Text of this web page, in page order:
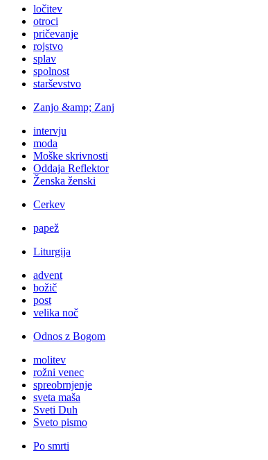
ločitev
otroci
pričevanje
rojstvo
splav
spolnost
starševstvo
Zanjo &amp; Zanj
intervju
moda
Moške skrivnosti
Oddaja Reflektor
Ženska ženski
Cerkev
papež
Liturgija
advent
božič
post
velika noč
Odnos z Bogom
molitev
rožni venec
spreobrnjenje
sveta maša
Sveti Duh
Sveto pismo
Po smrti